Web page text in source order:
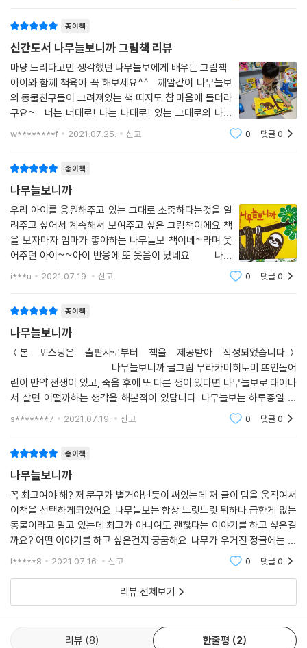
종이책
신간도서 나무늘보니까 그림책 리뷰
마냥 느리다고만 생각했던 나무늘보에게 배우는 그림책
아이와 함께 책육아 꼭 해보세요^^ 깨알같이 나무늘보
의 동물친구들이 그려져있는 책 띠지도 참 마음에 들더라
구요~ 너는 너대로! 나는 나대로! 있는 그대로의 나를
사랑하게 만드는 따뜻한 그림책 나무늘보니까 저희아들
w********f 2021.07.25. 신고 0 댓글0
종이책
나무늘보니까
우리 아이를 응원해주고 있는 그대로 소중하다는것을 알
려주고 싶어서 계속해서 보여주고 싶은 그림책이에요 책
을 보자마자 엄마가 좋아하는 나무늘보 책이네~라며 웃
어주던 아이~~아이 반응에 또 웃음이 났네요 나무
가 우거진 무더운 정글에 다양한 동물이 살고 있어요(숨
i***u 2021.07.19. 신고 0 댓글0
종이책
나무늘보니까
＜본 포스팅은 출판사로부터 책을 제공받아 작성되었습니다.＞
린이 만약 전생이 있고, 죽음 후에 또 다른 생이 있다면 나무늘보로 태어나
서 살면 어떨까하는 생각을 해본적이 있답니다. 나무늘보는 하루종일 큰
미동도 없이 달팽이와 버금가는 움직임과
s*******7 2021.07.19. 신고 0 댓글0
종이책
나무늘보니까
꼭 최고여야 해? 저 문구가 별거아닌듯이 써있는데 저 글이 맘을 움직여서
이책을 선택하게되었어요. 나무늘보는 항상 느릿느릿 뭐하나 급한게 없는
동물이라고 알고 있는데 최고가 아니여도 괜찮다는 이야기를 하고 싶은걸
까요? 어떤 이야기를 하고 싶은건지 궁굼해요. 나무가 우거진 정글에는 다
양한 동물들이 살고 있어요. 그중에서도 나무늘보는 항상 나무에
l*****8 2021.07.16. 신고 0 댓글0
리뷰 전체보기
리뷰 8 한줄평 2